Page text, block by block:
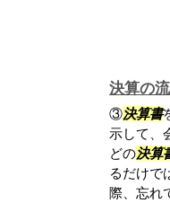
決算の
③決算書
示して、
どの決算
るだけで
際、忘れ